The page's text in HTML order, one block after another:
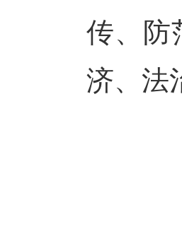
传、防
济、法